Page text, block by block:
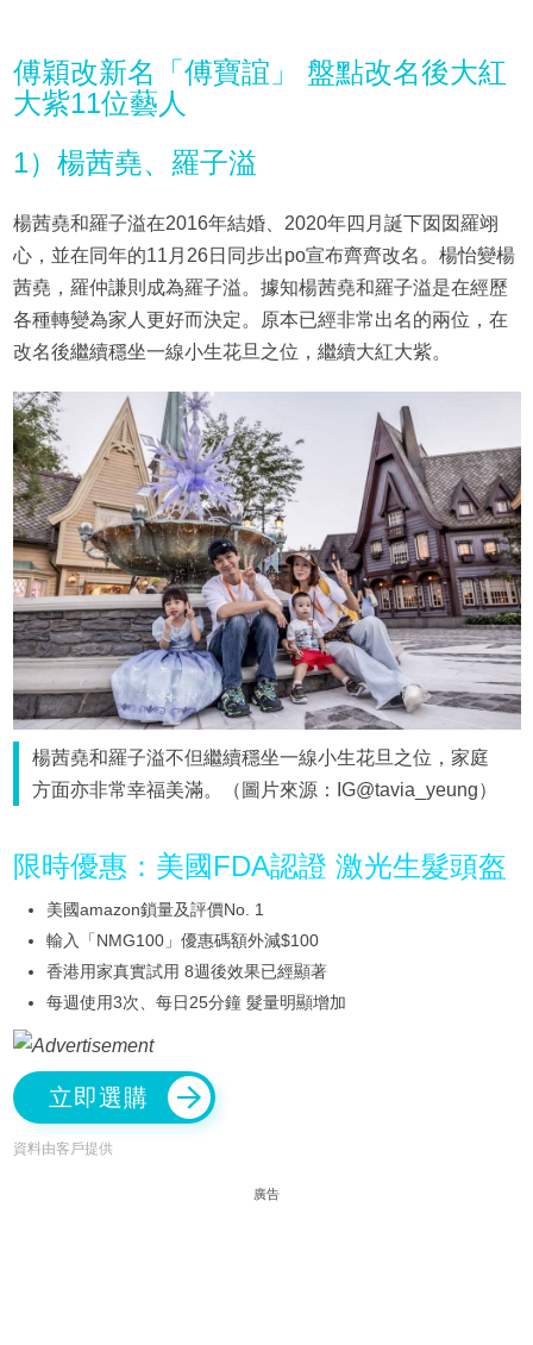
傅穎改新名「傅寶誼」 盤點改名後大紅
大紫11位藝人
1）楊茜堯、羅子溢
楊茜堯和羅子溢在2016年結婚、2020年四月誕下囡囡羅翊
心，並在同年的11月26日同步出po宣布齊齊改名。楊怡變楊
茜堯，羅仲謙則成為羅子溢。據知楊茜堯和羅子溢是在經歷
各種轉變為家人更好而決定。原本已經非常出名的兩位，在
改名後繼續穩坐一線小生花旦之位，繼續大紅大紫。
楊茜堯和羅子溢不但繼續穩坐一線小生花旦之位，家庭
方面亦非常幸福美滿。（圖片來源：IG@tavia_yeung）
限時優惠：美國FDA認證 激光生髮頭盔
美國amazon鎖量及評價No. 1
輸入「NMG100」優惠碼額外減$100
香港用家真實試用 8週後效果已經顯著
每週使用3次、每日25分鐘 髮量明顯增加
立即選購
資料由客戶提供
廣告